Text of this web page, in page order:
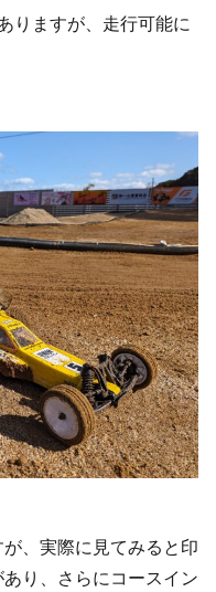
りますが、走行可能に
、実際に見てみると印
り、さらにコースイン